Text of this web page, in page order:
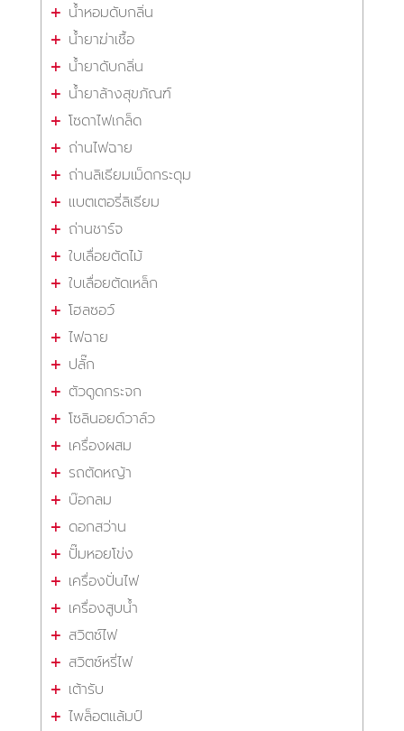
น้ำหอมดับกลิ่น
น้ำยาฆ่าเชื้อ
น้ำยาดับกลิ่น
น้ำยาล้างสุขภัณฑ์
โซดาไฟเกล็ด
ถ่านไฟฉาย
ถ่านลิเธียมเม็ดกระดุม
แบตเตอรี่ลิเธียม
ถ่านชาร์จ
ใบเลื่อยตัดไม้
ใบเลื่อยตัดเหล็ก
โฮลซอว์
ไฟฉาย
ปลั๊ก
ตัวดูดกระจก
โซลินอยด์วาล์ว
เครื่องผสม
รถตัดหญ้า
บ๊อกลม
ดอกสว่าน
ปั๊มหอยโข่ง
เครื่องปั่นไฟ
เครื่องสูบน้ำ
สวิตซ์ไฟ
สวิตซ์หรี่ไฟ
เต้ารับ
ไพล็อตแล้มป์